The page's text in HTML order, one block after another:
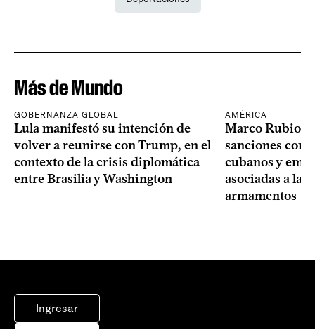
Más de Mundo
GOBERNANZA GLOBAL
Lula manifestó su intención de
volver a reunirse con Trump, en el
contexto de la crisis diplomática
entre Brasilia y Washington
AMÉRICA
Marco Rubio
sanciones
cubanos y
asociadas a la
armamentos
Ingresar